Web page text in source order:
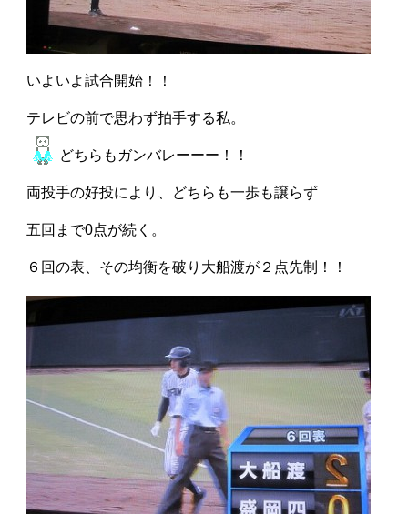
いよいよ試合開始！！
テレビの前で思わず拍手する私。
どちらもガンバレーーー！！
両投手の好投により、どちらも一歩も譲らず
五回まで0点が続く。
６回の表、その均衡を破り大船渡が２点先制！！